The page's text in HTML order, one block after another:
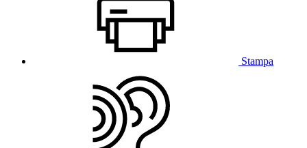
Stampa